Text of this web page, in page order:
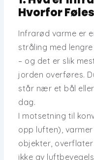
Hvorfor
Infrarød varme er
stråling med
– og det er slik
jorden overføres.
står nær et bål
dag.
I motsetning til
opp luften),
objekter,
ikke av